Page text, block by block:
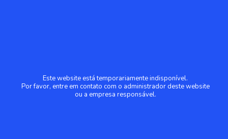
Este website está temporariamente indisponível.
Por favor, entre em contato com o administrador deste website
ou a empresa responsável.